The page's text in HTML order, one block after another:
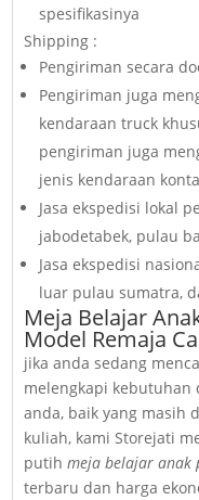
spesifikasinya
Shipping :
Pengiriman secara
Pengiriman juga
kendaraan truck
pengiriman juga
jenis kendaraan
Jasa ekspedisi lokal
jabodetabek, pulau
Jasa ekspedisi
luar pulau sumatra,
Meja Belajar
Model Remaja
jika anda sedang
melengkapi
anda, baik yang masih
kuliah, kami Storejati
putihmeja belajar anak
terbaru dan harga